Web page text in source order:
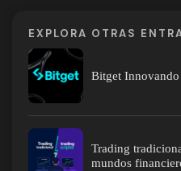
EXPLORA OTRAS
Bitget
Trading
mundos